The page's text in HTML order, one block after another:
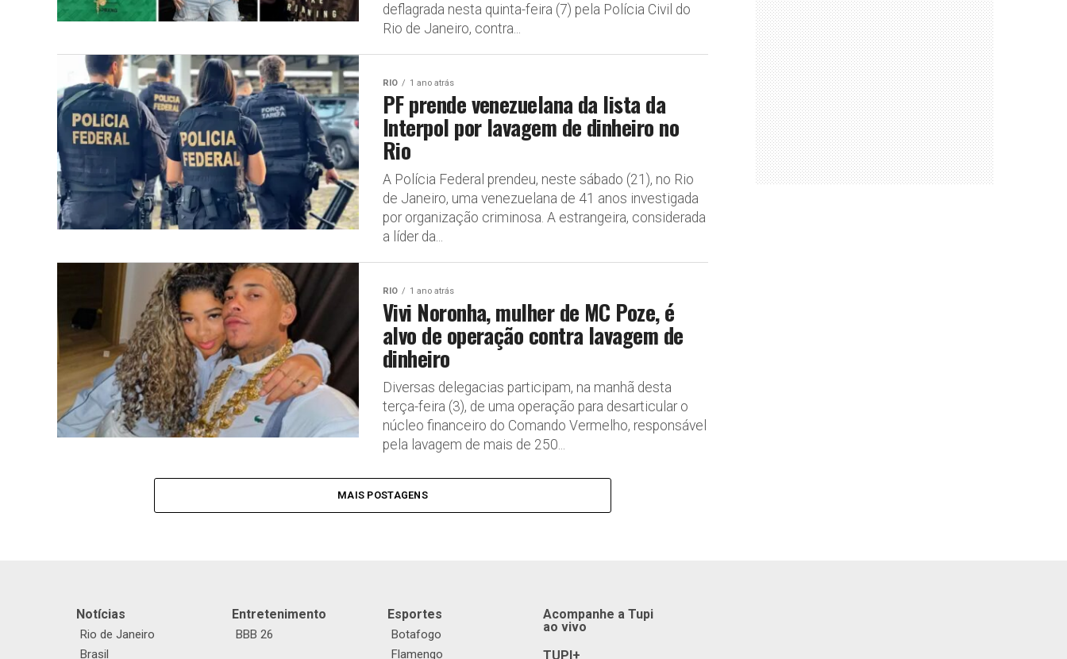
deflagrada nesta quinta-feira (7) pela Polícia Civil do
Rio de Janeiro, contra...
RIO 1 ano atrás
PF prende venezuelana da lista da
Interpol por lavagem de dinheiro no
Rio
A Polícia Federal prendeu, neste sábado (21), no Rio
de Janeiro, uma venezuelana de 41 anos investigada
por organização criminosa. A estrangeira, considerada
a líder da...
RIO 1 ano atrás
Vivi Noronha, mulher de MC Poze, é
alvo de operação contra lavagem de
dinheiro
Diversas delegacias participam, na manhã desta
terça-feira (3), de uma operação para desarticular o
núcleo financeiro do Comando Vermelho, responsável
pela lavagem de mais de 250...
MAIS POSTAGENS
Notícias
Rio de Janeiro
Brasil
Entretenimento
BBB 26
Esportes
Botafogo
Flamengo
Acompanhe a Tupi
ao vivo
TUPI+